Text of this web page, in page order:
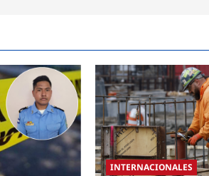
INTERNACIONALES